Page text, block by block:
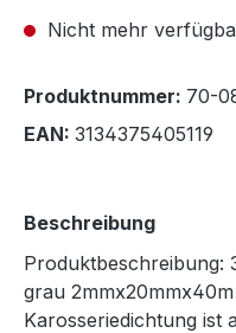
Nicht mehr
Produktnummer: 70-
EAN: 3134375405119
Beschreibung
Produktbeschreibung:
grau
Karosseriedichtung ist